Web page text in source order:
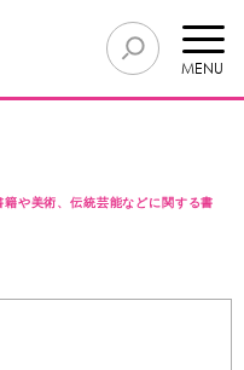
MENU
や美術、伝統芸能などに関する書